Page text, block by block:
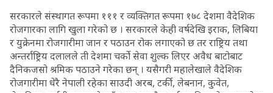
सरकारले संस्थागत रूपमा १११ र व्यक्तिगत रूपमा १७८ देशमा वैदेशिक
रोजगारका लागि खुला गरेको छ । सरकारले केही वर्षदेखि इराक, लिबिया
र युक्रेनमा रोजगारीमा जान र पठाउन रोक लगाएको छ तर राष्ट्रिय तथा
अन्तर्राष्ट्रिय दलालले ती देशमा चर्को सेवा शुल्क लिएर अवैध बाटोबाट
दैनिकजसो श्रमिक पठाउने गरेका छन् । यसैगरी महालेखाले वैदेशिक
रोजगारीमा धेरै नेपाली रहेका साउदी अरब, टर्की, लेबनान, कुवेत,